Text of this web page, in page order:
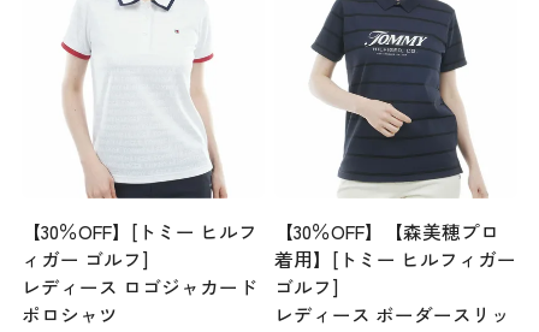
【30％OFF】[トミー ヒルフ
ィガー ゴルフ]
レディース ロゴジャカード
ポロシャツ
【30％OFF】【森美穂プロ
着用】[トミー ヒルフィガー
ゴルフ]
レディース ボーダースリッ